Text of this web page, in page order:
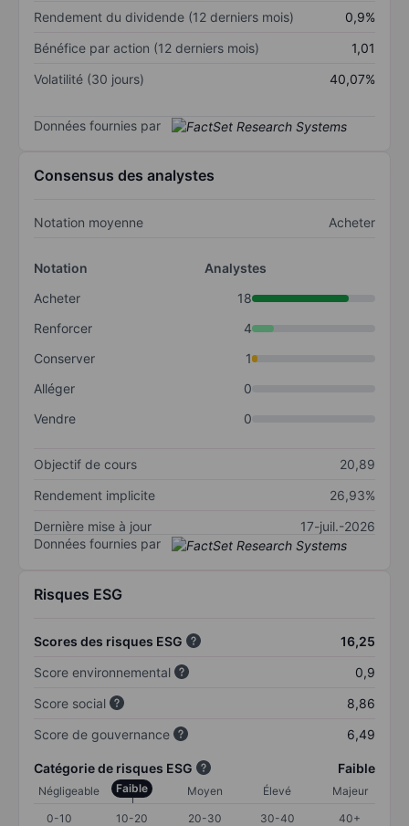
Rendement du dividende (12 derniers mois)
0,9%
Bénéfice par action (12 derniers mois)
1,01
Volatilité (30 jours)
40,07%
Données fournies par
Consensus des analystes
Notation moyenne Acheter
Notation
Analystes
Acheter
18
Renforcer
4
Conserver
1
Alléger
0
Vendre
0
Objectif de cours
20,89
Rendement implicite
26,93%
Dernière mise à jour
17-juil.-2026
Données fournies par
Risques ESG
Scores des risques ESG
16,25
Score environnemental
0,9
Score social
8,86
Score de gouvernance
6,49
Catégorie de risques ESG Faible
Négligeable Faible Moyen Élevé
Majeur
0-10
10-20 20-30 30-40 40+